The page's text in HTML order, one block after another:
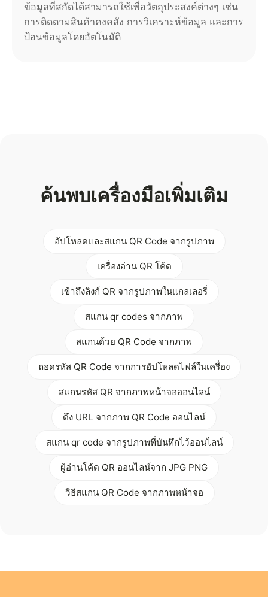
ข้อมูลที่สกัดได้สามารถใช้เพื่อวัตถุประสงค์ต่างๆ เช่น
การติดตามสินค้าคงคลัง การวิเคราะห์ข้อมูล และการ
ป้อนข้อมูลโดยอัตโนมัติ
ค้นพบเครื่องมือเพิ่มเติม
อัปโหลดและสแกน QR Code จากรูปภาพ
เครื่องอ่าน QR โค้ด
เข้าถึงลิงก์ QR จากรูปภาพในแกลเลอรี่
สแกน qr codes จากภาพ
สแกนด้วย QR Code จากภาพ
ถอดรหัส QR Code จากการอัปโหลดไฟล์ในเครื่อง
สแกนรหัส QR จากภาพหน้าจอออนไลน์
ดึง URL จากภาพ QR Code ออนไลน์
สแกน qr code จากรูปภาพที่บันทึกไว้ออนไลน์
ผู้อ่านโค้ด QR ออนไลน์จาก JPG PNG
วิธีสแกน QR Code จากภาพหน้าจอ